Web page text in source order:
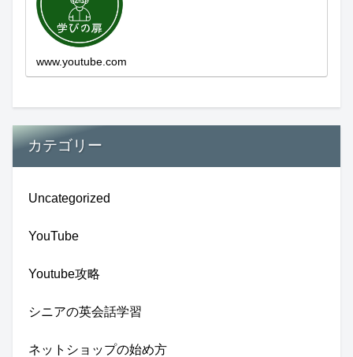
www.youtube.com
カテゴリー
Uncategorized
YouTube
Youtube攻略
シニアの英会話学習
ネットショップの始め方